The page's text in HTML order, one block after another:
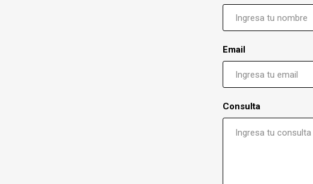
Email
Consulta